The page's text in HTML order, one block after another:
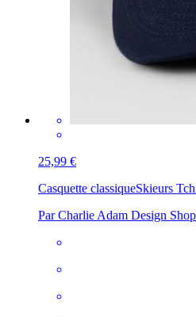
25,99 €
Casquette classiqueSkieurs
Par Charlie Adam Design Shop